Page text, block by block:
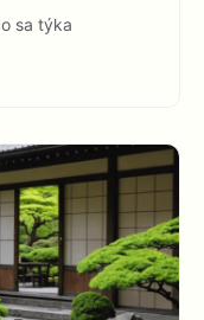
sa týka